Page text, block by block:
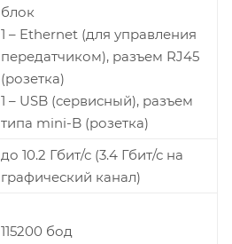
блок
1 – Ethernet (для управления
передатчиком), разъем RJ45
(розетка)
1 – USB (сервисный), разъем
типа mini-B (розетка)
до 10.2 Гбит/с (3.4 Гбит/с на
графический канал)
115200 бод